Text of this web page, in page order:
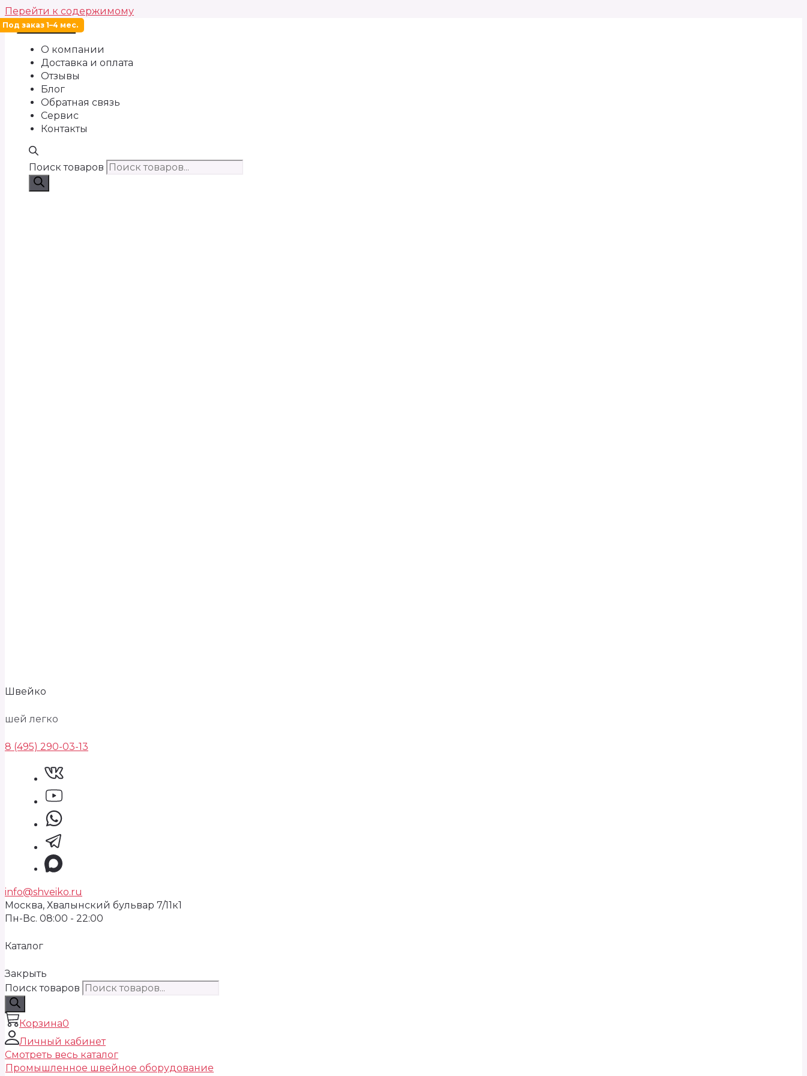
Перейти к содержимому
Меню
О компании
Доставка и оплата
Отзывы
Блог
Обратная связь
Сервис
Контакты
Поиск товаров
Швейко
шей легко
8 (495) 290-03-13
info@shveiko.ru
Москва, Хвалынский бульвар 7/11к1
Пн-Вс. 08:00 - 22:00
Каталог
Закрыть
Поиск товаров
Корзина0
Личный кабинет
Смотреть весь каталог
Промышленное швейное оборудование
Под заказ 1–4 мес.